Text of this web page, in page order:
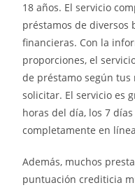
18 años. El servicio
préstamos de diversos
financieras. Con la
proporciones, el
de préstamo según tus
solicitar. El servicio es
horas del día, los 7
completamente en
Además, muchos
puntuación crediticia